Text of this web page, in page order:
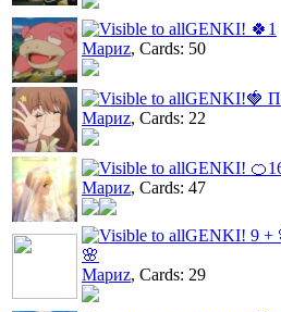
GENKI! 🍀1
Мариz, Cards: 50
GENKI!🍓
Мариz, Cards: 22
GENKI!
Мариz, Cards: 47
GENKI! 9 +
🌸
Мариz, Cards: 29